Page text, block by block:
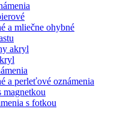
a mliečne ohybné
akryl
a perleťové oznámenia
magnetkou
s fotkou